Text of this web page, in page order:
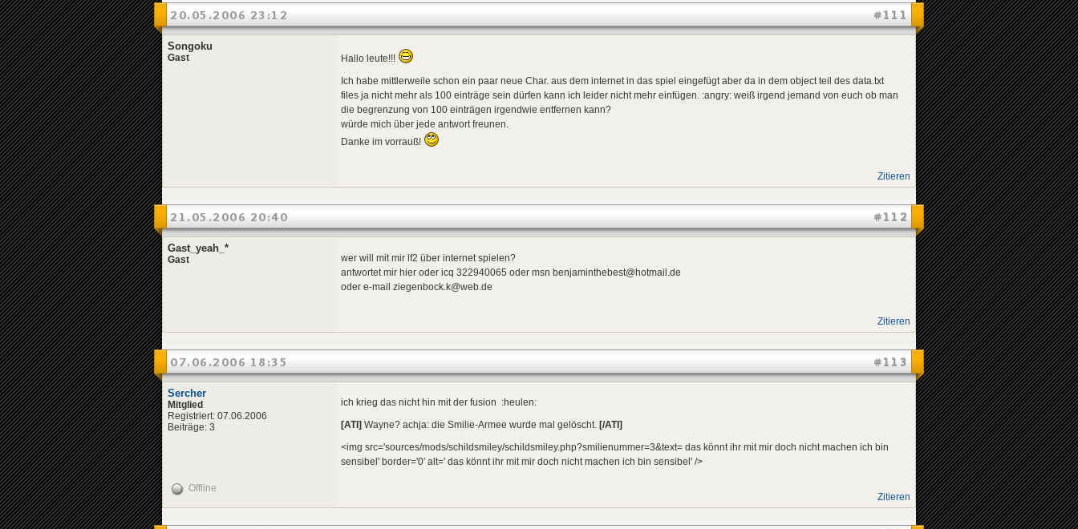
#111
20.05.2006 23:12
Songoku
Gast Hallo leute!!!
Ich habe mittlerweile schon ein paar neue Char. aus dem internet in das spiel eingefügt aber da in dem object teil des data.txt
files ja nicht mehr als 100 einträge sein dürfen kann ich leider nicht mehr einfügen. :angry: weiß irgend jemand von euch ob man
die begrenzung von 100 einträgen irgendwie entfernen kann?
würde mich über jede antwort freunen.
Danke im vorrauß!
Zitieren
#112
21.05.2006 20:40
Gast_yeah_*
Gast
wer will mit mir lf2 über internet spielen?
antwortet mir hier oder icq 322940065 oder msn benjaminthebest@hotmail.de
oder e-mail ziegenbock.k@web.de
Zitieren
#113
07.06.2006 18:35
Sercher
Mitglied
Registriert: 07.06.2006
Beiträge: 3
ich krieg das nicht hin mit der fusion :heulen:
[ATI] Wayne? achja: die Smilie-Armee wurde mal gelöscht. [/ATI]
<img src='sources/mods/schildsmiley/schildsmiley.php?smilienummer=3&text= das könnt ihr mit mir doch nicht machen ich bin
sensibel' border='0' alt=' das könnt ihr mit mir doch nicht machen ich bin sensibel' />
Offline
Zitieren